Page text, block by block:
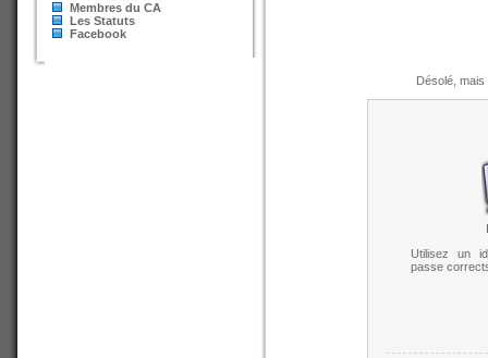
Membres du CA
Les Statuts
Facebook
Désolé,
Utilisez un
passe